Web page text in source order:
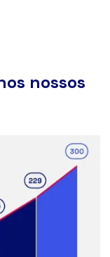
nossos